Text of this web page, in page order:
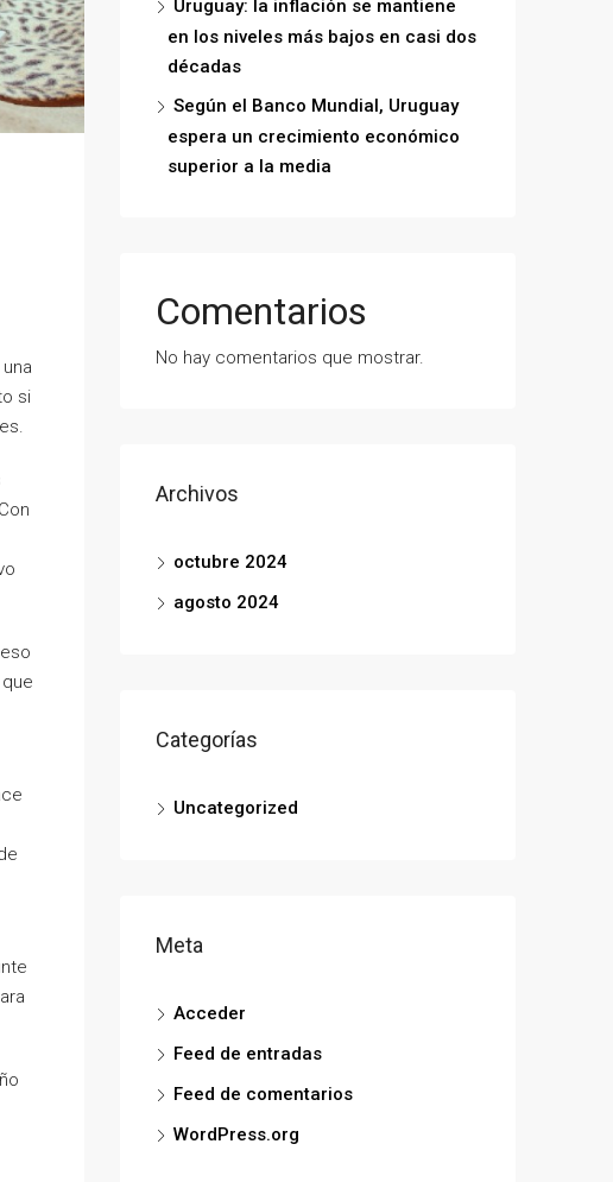
si
Uruguay: la inflación se mantiene
en los niveles más bajos en casi dos
décadas
Según el Banco Mundial, Uruguay
espera un crecimiento económico
superior a la media
Comentarios
No hay comentarios que mostrar.
Archivos
octubre 2024
agosto 2024
Categorías
Uncategorized
Meta
Acceder
Feed de entradas
Feed de comentarios
WordPress.org